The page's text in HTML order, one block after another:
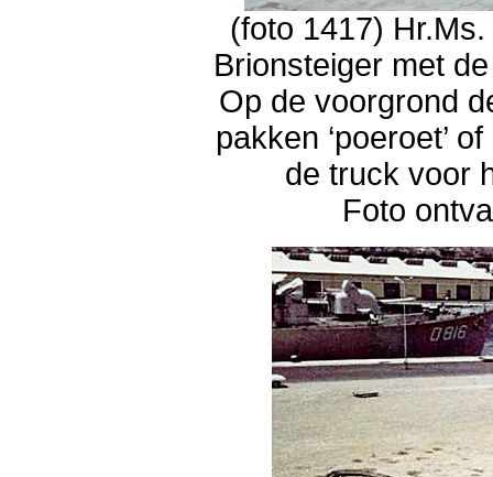
(foto 1417)
Brionsteiger met
Op de voorgrond
pakken ‘poeroet’
de truck voor
Foto